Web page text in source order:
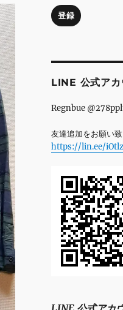
ア
ド
登録
LINE 公式アカ
Regnbue
友達追加をお願い致
https://lin.ee/